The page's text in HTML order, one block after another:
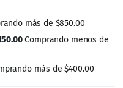
más de $850.00
Comprando menos de
más de $400.00